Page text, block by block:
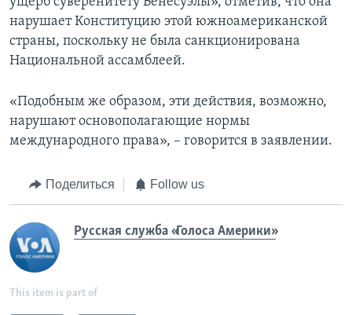
нарушает Конституцию этой южноамериканской
страны, поскольку не была санкционирована
Национальной ассамблеей.
«Подобным же образом, эти действия, возможно,
нарушают основополагающие нормы
международного права», – говорится в заявлении.
Поделиться Follow us
Русская служба «Голоса Америки»
This item is part of